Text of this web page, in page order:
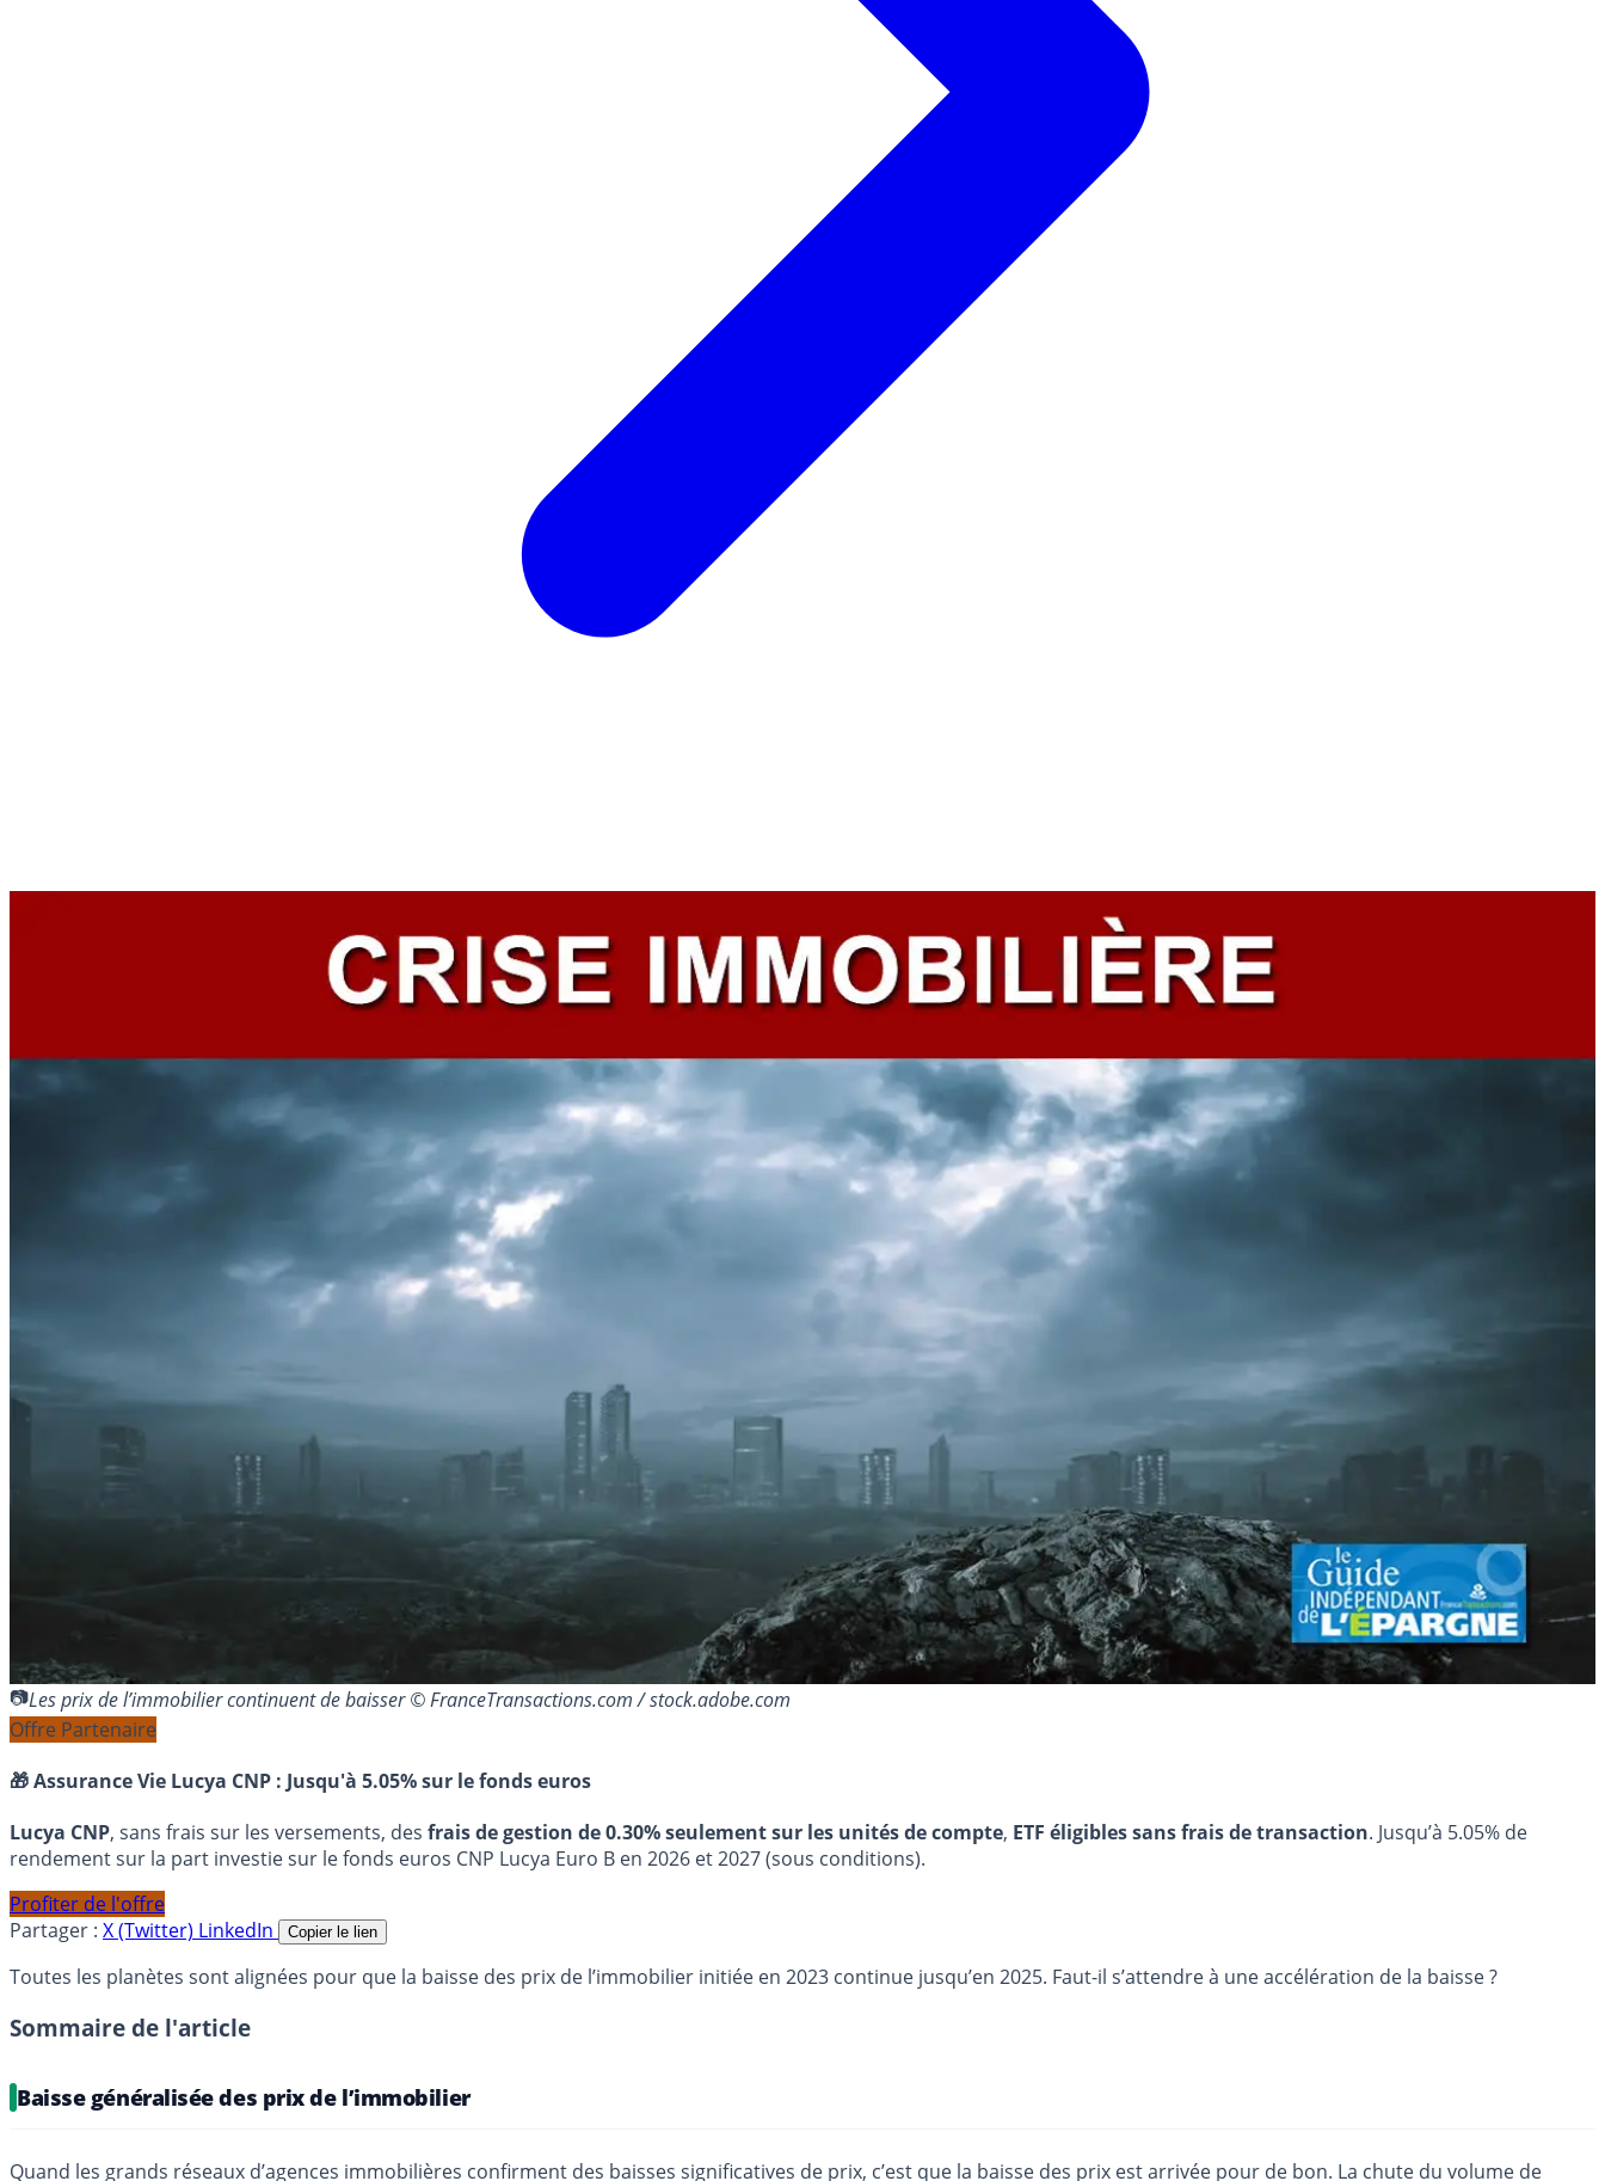
Les prix de l’immobilier continuent de baisser © FranceTransactions.com / stock.adobe.com
Offre Partenaire
🎁 Assurance Vie Lucya CNP : Jusqu'à 5.05% sur le fonds euros
Lucya CNP, sans frais sur les versements, des frais de gestion de 0.30% seulement sur les unités de compte, ETF éligibles sans frais de transaction. Jusqu’à 5.05% de
rendement sur la part investie sur le fonds euros CNP Lucya Euro B en 2026 et 2027 (sous conditions).
Profiter de l'offre
Partager : X (Twitter) LinkedIn Copier le lien
Toutes les planètes sont alignées pour que la baisse des prix de l’immobilier initiée en 2023 continue jusqu’en 2025. Faut-il s’attendre à une accélération de la baisse ?
Sommaire de l'article
Baisse généralisée des prix de l’immobilier
Quand les grands réseaux d’agences immobilières confirment des baisses significatives de prix, c’est que la baisse des prix est arrivée pour de bon. La chute du volume de